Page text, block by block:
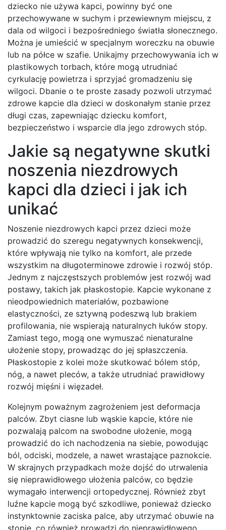
dziecko nie używa kapci, powinny być one
przechowywane w suchym i przewiewnym miejscu, z
dala od wilgoci i bezpośredniego światła słonecznego.
Można je umieścić w specjalnym woreczku na obuwie
lub na półce w szafie. Unikajmy przechowywania ich w
plastikowych torbach, które mogą utrudniać
cyrkulację powietrza i sprzyjać gromadzeniu się
wilgoci. Dbanie o te proste zasady pozwoli utrzymać
zdrowe kapcie dla dzieci w doskonałym stanie przez
długi czas, zapewniając dziecku komfort,
bezpieczeństwo i wsparcie dla jego zdrowych stóp.
Jakie są negatywne skutki
noszenia niezdrowych
kapci dla dzieci i jak ich
unikać
Noszenie niezdrowych kapci przez dzieci może
prowadzić do szeregu negatywnych konsekwencji,
które wpływają nie tylko na komfort, ale przede
wszystkim na długoterminowe zdrowie i rozwój stóp.
Jednym z najczęstszych problemów jest rozwój wad
postawy, takich jak płaskostopie. Kapcie wykonane z
nieodpowiednich materiałów, pozbawione
elastyczności, ze sztywną podeszwą lub brakiem
profilowania, nie wspierają naturalnych łuków stopy.
Zamiast tego, mogą one wymuszać nienaturalne
ułożenie stopy, prowadząc do jej spłaszczenia.
Płaskostopie z kolei może skutkować bólem stóp,
nóg, a nawet pleców, a także utrudniać prawidłowy
rozwój mięśni i więzadeł.
Kolejnym poważnym zagrożeniem jest deformacja
palców. Zbyt ciasne lub wąskie kapcie, które nie
pozwalają palcom na swobodne ułożenie, mogą
prowadzić do ich nachodzenia na siebie, powodując
ból, odciski, modzele, a nawet wrastające paznokcie.
W skrajnych przypadkach może dojść do utrwalenia
się nieprawidłowego ułożenia palców, co będzie
wymagało interwencji ortopedycznej. Również zbyt
luźne kapcie mogą być szkodliwe, ponieważ dziecko
instynktownie zaciska palce, aby utrzymać obuwie na
stopie, co również prowadzi do nieprawidłowego